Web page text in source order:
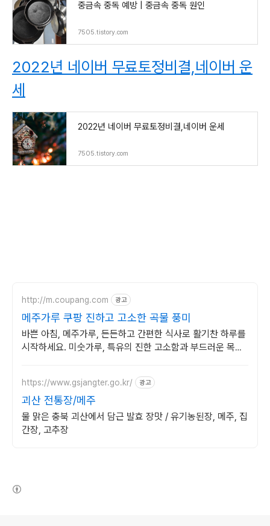
중금속 중독 예방 | 중금속 중독 원인
7505.tistory.com
2022년 네이버 무료토정비결,네이버 운
세
2022년 네이버 무료토정비결,네이버 운세
7505.tistory.com
http://m.coupang.com 광고
메주가루 쿠팡 진하고 고소한 곡물 풍미
바쁜 아침, 메주가루, 든든하고 간편한 식사로 활기찬 하루를
시작하세요. 미숫가루, 특유의 진한 고소함과 부드러운 목넘
https://www.gsjangter.go.kr/ 광고
괴산 전통장/메주
물 맑은 충북 괴산에서 담근 발효 장맛 / 유기농된장, 메주, 집
간장, 고추장